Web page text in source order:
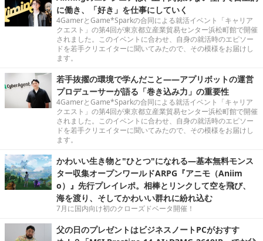
に働き、「好き」を仕事にしていく
4GamerとGame*Sparkの合同による就活イベント「キャリア
クエスト」の第4回が東京都立産業貿易センター浜松町館で開催
されました。このイベントに合わせ、自身の就活時のエピソー
ドを若手クリエイターに聞いてみたので、その模様をお届けし
ます。
若手抜擢の環境で学んだこと――アプリボットの運営
プロデューサーが語る「巻き込み力」の重要性
4GamerとGame*Sparkの合同による就活イベント「キャリア
クエスト」の第4回が東京都立産業貿易センター浜松町館で開催
されました。このイベントに合わせ、自身の就活時のエピソー
ドを若手クリエイターに聞いてみたので、その模様をお届けし
ます。
かわいい生き物と"ひとつ"になれる―基本無料モンス
ター収集オープンワールドARPG『アニモ（Aniim
o）』先行プレイレポ。相棒とリンクして空を飛び、
海を渡り、そしてかわいい群れに紛れ込む
7月に国内向け初のクローズドベータ開催！
父の日のプレゼントはビジネスノートPCがおすす